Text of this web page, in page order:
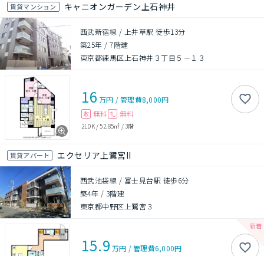
賃貸マンション キャニオンガーデン上石神井
西武新宿線 / 上井草駅 徒歩13分
築25年 /7階建
東京都練馬区上石神井３丁目５－１３
16 万円 /管理費8,000円
敷 無料 礼 無料
2LDK/52.85㎡ /3階
賃貸アパート エクセリア上鷺宮II
西武池袋線 / 富士見台駅 徒歩6分
築4年 / 3階建
東京都中野区上鷺宮３
15.9 万円 /管理費6,000円